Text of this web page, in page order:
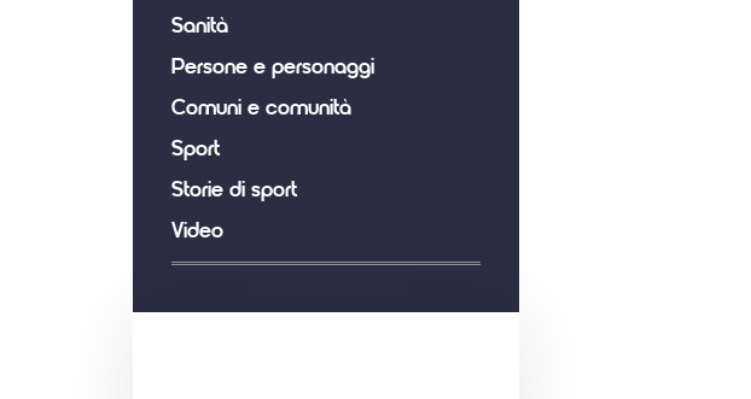
Sanità
Persone e personaggi
Comuni e comunità
Sport
Storie di sport
Video